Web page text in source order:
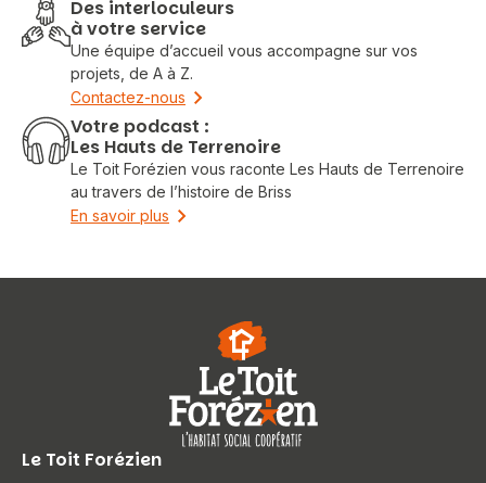
Des interloculeurs
à votre service
Une équipe d’accueil vous accompagne sur vos
projets, de A à Z.
Contactez-nous
Votre podcast :
Les Hauts de Terrenoire
Le Toit Forézien vous raconte Les Hauts de Terrenoire
au travers de l’histoire de Briss
En savoir plus
Le Toit Forézien